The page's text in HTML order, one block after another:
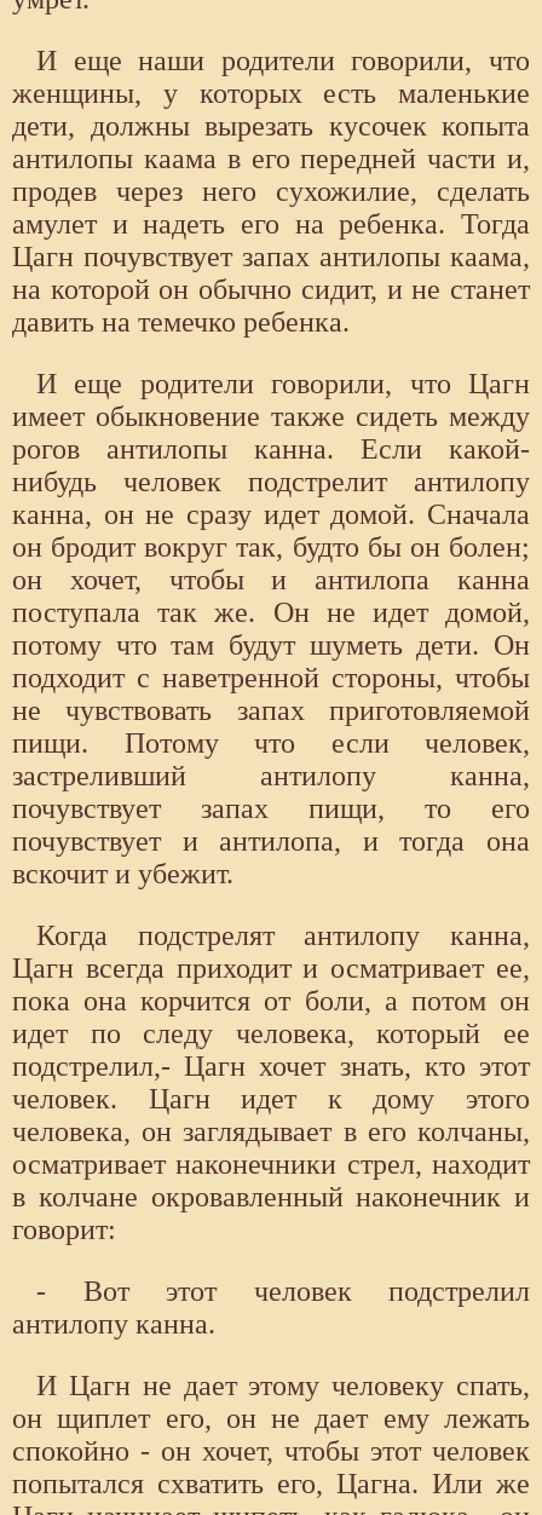
И еще наши родители говорили, что
женщины, у которых есть маленькие
дети, должны вырезать кусочек копыта
антилопы каама в его передней части и,
продев через него сухожилие, сделать
амулет и надеть его на ребенка. Тогда
Цагн почувствует запах антилопы каама,
на которой он обычно сидит, и не станет
давить на темечко ребенка.
И еще родители говорили, что Цагн
имеет обыкновение также сидеть между
рогов антилопы канна. Если какой-
нибудь человек подстрелит антилопу
канна, он не сразу идет домой. Сначала
он бродит вокруг так, будто бы он болен;
он хочет, чтобы и антилопа канна
поступала так же. Он не идет домой,
потому что там будут шуметь дети. Он
подходит с наветренной стороны, чтобы
не чувствовать запах приготовляемой
пищи. Потому что если человек,
застреливший антилопу канна,
почувствует запах пищи, то его
почувствует и антилопа, и тогда она
вскочит и убежит.
Когда подстрелят антилопу канна,
Цагн всегда приходит и осматривает ее,
пока она корчится от боли, а потом он
идет по следу человека, который ее
подстрелил,- Цагн хочет знать, кто этот
человек. Цагн идет к дому этого
человека, он заглядывает в его колчаны,
осматривает наконечники стрел, находит
в колчане окровавленный наконечник и
говорит:
- Вот этот человек подстрелил
антилопу канна.
И Цагн не дает этому человеку спать,
он щиплет его, он не дает ему лежать
спокойно - он хочет, чтобы этот человек
попытался схватить его, Цагна. Или же